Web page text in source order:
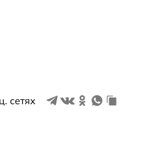
сетях